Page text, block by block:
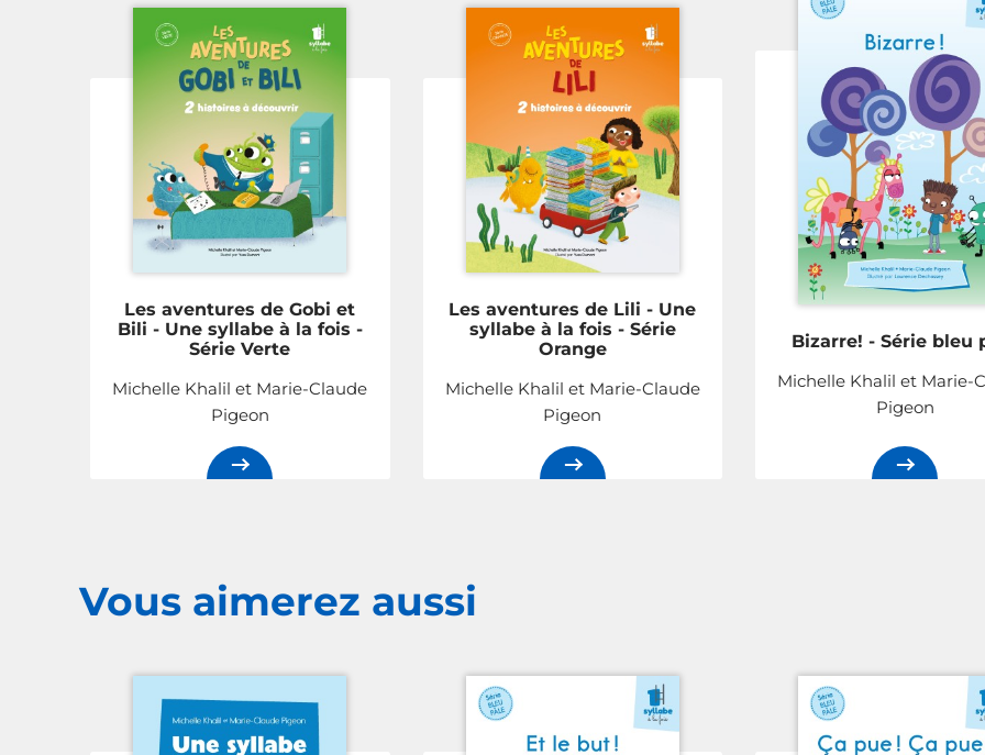
Les aventures de Gobi et
Bili - Une syllabe à la fois -
Série Verte
Michelle Khalil et Marie-Claude
Pigeon
Les aventures de Lili - Une
syllabe à la fois - Série
Orange
Michelle Khalil et Marie-Claude
Pigeon
Bizarre! - Série bleu
Michelle Khalil et Marie-
Pigeon
Vous aimerez aussi